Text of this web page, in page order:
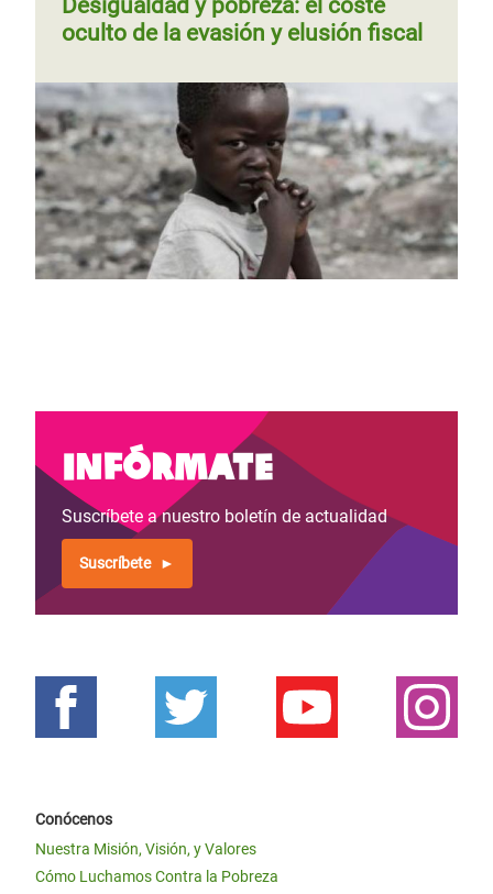
Paginación
Página
anterior
Página 2Siguiente
página
››
Paginación
Página
anterior
Página 3
Desigualdad y pobreza: el coste
oculto de la evasión y elusión fiscal
Infórmate
Suscríbete a nuestro boletín de actualidad
Suscríbete
Conócenos
Nuestra Misión, Visión, y Valores
Cómo Luchamos Contra la Pobreza